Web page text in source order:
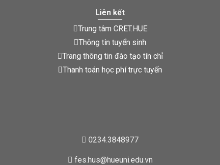
Liên kết
Trung tâm CRET.HUE
Thông tin tuyển sinh
Trang thông tin đào tạo tín chỉ
Thanh toán học phí trực tuyến
0234.3848977
fes.hus@hueuni.edu.vn